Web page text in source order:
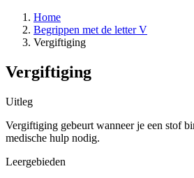
Home
Begrippen met de letter V
Vergiftiging
Vergiftiging
Uitleg
Vergiftiging gebeurt wanneer je een stof
medische hulp nodig.
Leergebieden